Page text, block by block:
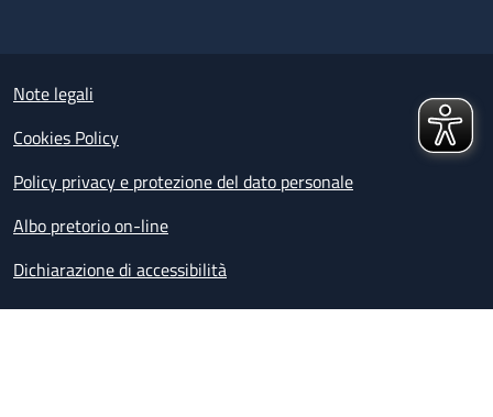
Small prints
Note legali
Cookies Policy
Policy privacy e protezione del dato personale
Albo pretorio on-line
Dichiarazione di accessibilità